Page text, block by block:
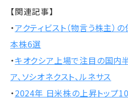
【関連記事】
・アクティビスト（物言う株主）
本株6選
・キオクシア上場で注目の国内
ア、ソシオネクスト、ルネサス
・2024年 日米株の上昇トップ